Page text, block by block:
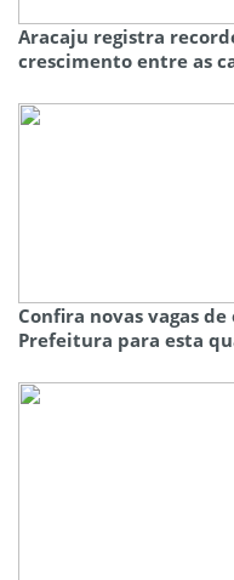
Aracaju registra
crescimento entre as
Confira novas vagas
Prefeitura para esta